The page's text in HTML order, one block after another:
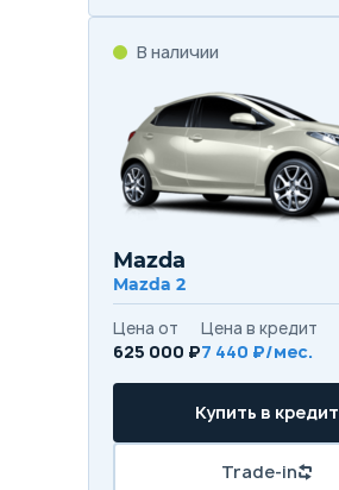
В наличии
Mazda
Mazda 2
Цена от
625 000 ₽
Цена в кредит
7 440 ₽/мес.
Купить в кредит
Trade-in